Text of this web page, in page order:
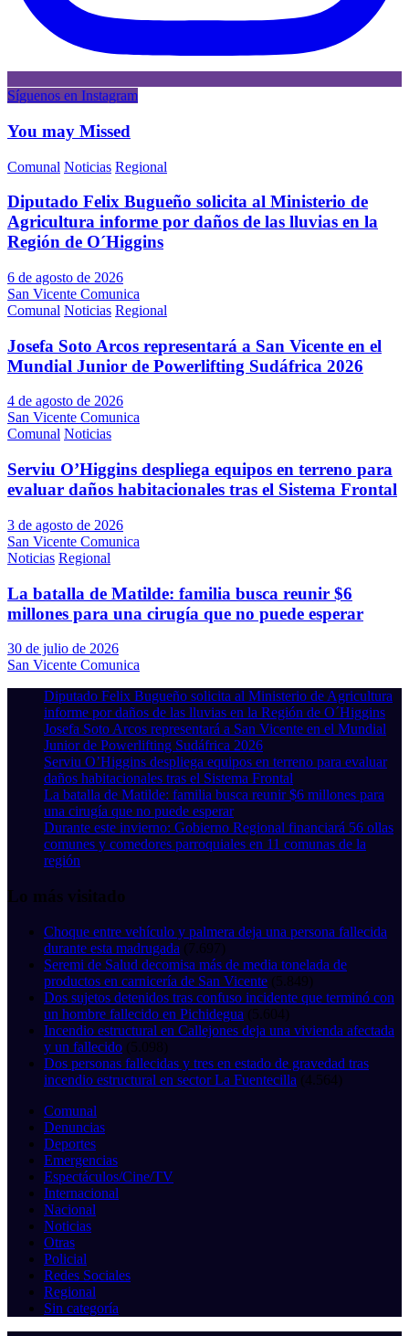
Síguenos en Instagram
You may Missed
Comunal Noticias Regional
Diputado Felix Bugueño solicita al Ministerio de
Agricultura informe por daños de las lluvias en la
Región de O´Higgins
6 de agosto de 2026
San Vicente Comunica
Comunal Noticias Regional
Josefa Soto Arcos representará a San Vicente en el
Mundial Junior de Powerlifting Sudáfrica 2026
4 de agosto de 2026
San Vicente Comunica
Comunal Noticias
Serviu O’Higgins despliega equipos en terreno para
evaluar daños habitacionales tras el Sistema Frontal
3 de agosto de 2026
San Vicente Comunica
Noticias Regional
La batalla de Matilde: familia busca reunir $6
millones para una cirugía que no puede esperar
30 de julio de 2026
San Vicente Comunica
Diputado Felix Bugueño solicita al Ministerio de Agricultura
informe por daños de las lluvias en la Región de O´Higgins
Josefa Soto Arcos representará a San Vicente en el Mundial
Junior de Powerlifting Sudáfrica 2026
Serviu O’Higgins despliega equipos en terreno para evaluar
daños habitacionales tras el Sistema Frontal
La batalla de Matilde: familia busca reunir $6 millones para
una cirugía que no puede esperar
Durante este invierno: Gobierno Regional financiará 56 ollas
comunes y comedores parroquiales en 11 comunas de la
región
Lo más visitado
Choque entre vehículo y palmera deja una persona fallecida
durante esta madrugada (7.697)
Seremi de Salud decomisa más de media tonelada de
productos en carnicería de San Vicente (5.849)
Dos sujetos detenidos tras confuso incidente que terminó con
un hombre fallecido en Pichidegua (5.604)
Incendio estructural en Callejones deja una vivienda afectada
y un fallecido (5.098)
Dos personas fallecidas y tres en estado de gravedad tras
incendio estructural en sector La Fuentecilla (4.564)
Comunal
Denuncias
Deportes
Emergencias
Espectáculos/Cine/TV
Internacional
Nacional
Noticias
Otras
Policial
Redes Sociales
Regional
Sin categoría